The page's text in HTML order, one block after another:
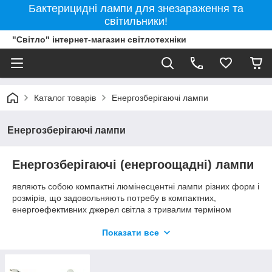
Бактерицидні лампи для знезараження та
світильники!
"Світло" інтернет-магазин світлотехніки
Каталог товарів Енергозберігаючі лампи
Енергозберігаючі лампи
Енергозберігаючі (енергоощадні) лампи
являють собою компактні люмінесцентні лампи різних форм і
розмірів, що задовольняють потребу в компактних,
енергоефективних джерел світла з тривалим терміном
КЛЛ стали результатом технологій виробництва традиційних
енергозберігаючі лампи) замінюють лампи розжарювання
Показати все